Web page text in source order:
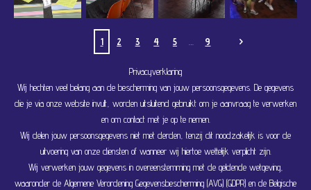
1 2 3 4 5 9
Privacyverklaring
Wij hechten veel belang aan de bescherming van jouw persoonsgegevens. De gegevens
die je via onze website invult, worden uitsluitend gebruikt om je aanvraag te verwerken
en om contact met je op te nemen.
Wij delen jouw persoonsgegevens niet met derden, tenzij dit noodzakelijk is voor de
uitvoering van onze diensten of wanneer wij hiertoe wettelijk verplicht zijn.
Wij verwerken jouw gegevens in overeenstemming met de geldende wetgeving,
waaronder de Algemene Verordening Gegevensbescherming (AVG) (GDPR) en de Belgische